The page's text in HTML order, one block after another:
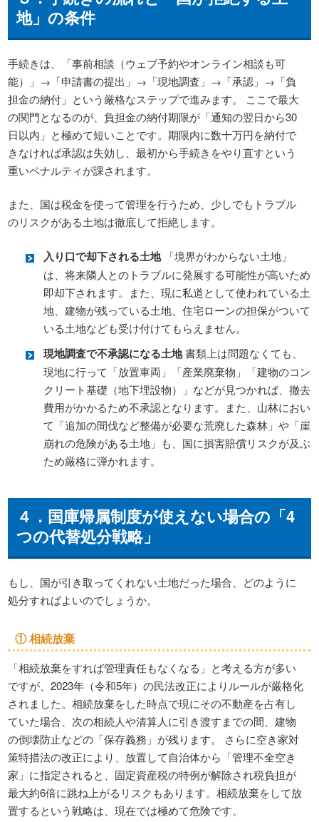
地」の条件
手続きは、「事前相談（ウェブ予約やオンライン相談も可
能）」→「申請書の提出」→「現地調査」→「承認」→「負
担金の納付」という厳格なステップで進みます。 ここで最大
の関門となるのが、負担金の納付期限が「通知の翌日から30
日以内」と極めて短いことです。期限内に数十万円を納付で
きなければ承認は失効し、最初から手続きをやり直すという
重いペナルティが課されます。
また、国は税金を使って管理を行うため、少しでもトラブル
のリスクがある土地は徹底して拒絶します。
入り口で却下される土地「境界がわからない土地」
は、将来隣人とのトラブルに発展する可能性が高いため
即却下されます。また、現に私道として使われている土
地、建物が残っている土地、住宅ローンの担保がついて
いる土地なども受け付けてもらえません。
現地調査で不承認になる土地書類上は問題なくても、
現地に行って「放置車両」「産業廃棄物」「建物のコン
クリート基礎（地下埋設物）」などが見つかれば、撤去
費用がかかるため不承認となります。また、山林におい
て「追加の間伐など整備が必要な荒廃した森林」や「崖
崩れの危険がある土地」も、国に損害賠償リスクが及ぶ
ため厳格に弾かれます。
４．国庫帰属制度が使えない場合の「4
つの代替処分戦略」
もし、国が引き取ってくれない土地だった場合、どのように
処分すればよいのでしょうか。
① 相続放棄
「相続放棄をすれば管理責任もなくなる」と考える方が多い
ですが、2023年（令和5年）の民法改正によりルールが厳格化
されました。相続放棄をした時点で現にその不動産を占有し
ていた場合、次の相続人や清算人に引き渡すまでの間、建物
の倒壊防止などの「保存義務」が残ります。 さらに空き家対
策特措法の改正により、放置して自治体から「管理不全空き
家」に指定されると、固定資産税の特例が解除され税負担が
最大約6倍に跳ね上がるリスクもあります。相続放棄をして放
置するという戦略は、現在では極めて危険です。